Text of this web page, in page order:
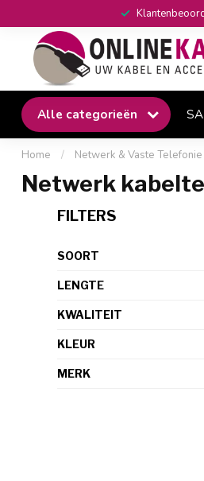
Alle categorieën
Home / Netwerk & Vaste Telefonie
Netwerk
FILTERS
SOORT
LENGTE
KWALITEIT
KLEUR
MERK